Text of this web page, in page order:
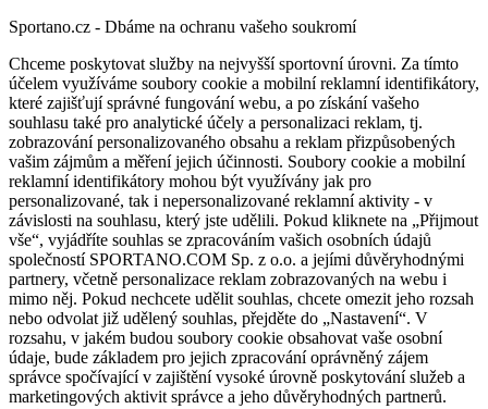
Sportano.cz - Dbáme na ochranu vašeho soukromí
Chceme poskytovat služby na nejvyšší sportovní úrovni. Za tímto
účelem využíváme soubory cookie a mobilní reklamní identifikátory,
které zajišťují správné fungování webu, a po získání vašeho
souhlasu také pro analytické účely a personalizaci reklam, tj.
zobrazování personalizovaného obsahu a reklam přizpůsobených
vašim zájmům a měření jejich účinnosti. Soubory cookie a mobilní
reklamní identifikátory mohou být využívány jak pro
personalizované, tak i nepersonalizované reklamní aktivity - v
závislosti na souhlasu, který jste udělili. Pokud kliknete na „Přijmout
vše“, vyjádříte souhlas se zpracováním vašich osobních údajů
společností SPORTANO.COM Sp. z o.o. a jejími důvěryhodnými
partnery, včetně personalizace reklam zobrazovaných na webu i
mimo něj. Pokud nechcete udělit souhlas, chcete omezit jeho rozsah
nebo odvolat již udělený souhlas, přejděte do „Nastavení“. V
rozsahu, v jakém budou soubory cookie obsahovat vaše osobní
údaje, bude základem pro jejich zpracování oprávněný zájem
správce spočívající v zajištění vysoké úrovně poskytování služeb a
marketingových aktivit správce a jeho důvěryhodných partnerů.